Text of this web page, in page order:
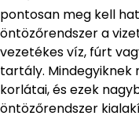
pontosan meg kell
öntözőrendszer a
vezetékes víz, fúrt
tartály. Mindegyiknek
korlátai, és ezek
öntözőrendszer